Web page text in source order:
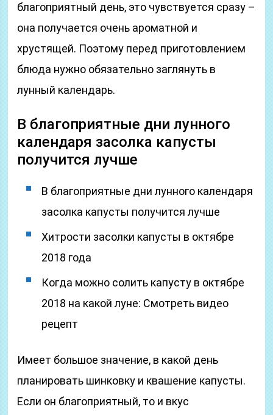
благоприятный день, это чувствуется сразу –
она получается очень ароматной и
хрустящей. Поэтому перед приготовлением
блюда нужно обязательно заглянуть в
лунный календарь.
В благоприятные дни лунного
календаря засолка капусты
получится лучше
В благоприятные дни лунного календаря
засолка капусты получится лучше
Хитрости засолки капусты в октябре
2018 года
Когда можно солить капусту в октябре
2018 на какой луне: Смотреть видео
рецепт
Имеет большое значение, в какой день
планировать шинковку и квашение капусты.
Если он благоприятный, то и вкус